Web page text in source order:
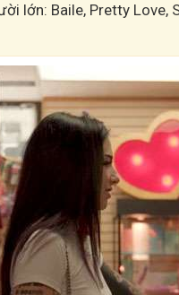
lớn: Baile, Pretty Love,